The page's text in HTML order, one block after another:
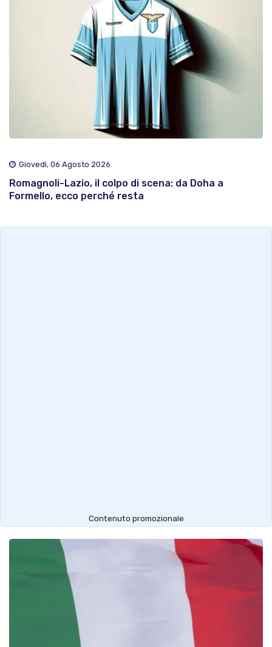
Giovedì, 06 Agosto 2026
Romagnoli-Lazio, il colpo di scena: da Doha a
Formello, ecco perché resta
Contenuto promozionale